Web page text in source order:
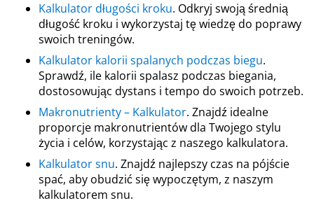
Kalkulator długości kroku. Odkryj swoją średnią
długość kroku i wykorzystaj tę wiedzę do poprawy
swoich treningów.
Kalkulator kalorii spalanych podczas biegu.
Sprawdź, ile kalorii spalasz podczas biegania,
dostosowując dystans i tempo do swoich potrzeb.
Makronutrienty – Kalkulator. Znajdź idealne
proporcje makronutrientów dla Twojego stylu
życia i celów, korzystając z naszego kalkulatora.
Kalkulator snu. Znajdź najlepszy czas na pójście
spać, aby obudzić się wypoczętym, z naszym
kalkulatorem snu.